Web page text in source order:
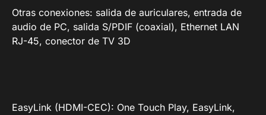
Otras conexiones: salida de auriculares, entrada de
audio de PC, salida S/PDIF (coaxial), Ethernet LAN
RJ-45, conector de TV 3D
EasyLink (HDMI-CEC): One Touch Play, EasyLink,